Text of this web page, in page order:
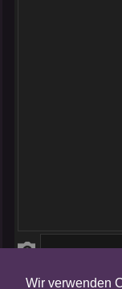
Wir verwenden